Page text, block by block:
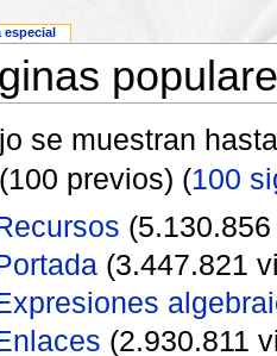
se muestran
previos) (100
(3.447.821
(2.930.811
especial